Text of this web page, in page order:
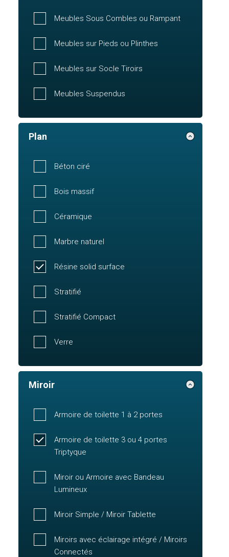
Meubles Sous Combles ou Rampant
Meubles sur Pieds ou Plinthes
Meubles sur Socle Tiroirs
Meubles Suspendus
Plan
Béton ciré
Bois massif
Céramique
Marbre naturel
Résine solid surface
Stratifié
Stratifié Compact
Verre
Miroir
Armoire de toilette 1 à 2 portes
Armoire de toilette 3 ou 4 portes
Triptyque
Miroir ou Armoire avec Bandeau
Lumineux
Miroir Simple / Miroir Tablette
Miroirs avec éclairage intégré / Miroirs
Connectés